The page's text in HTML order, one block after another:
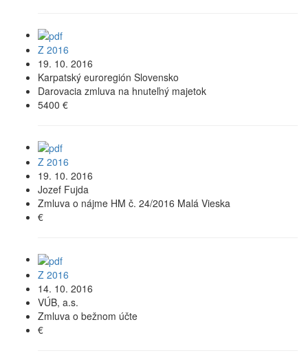
Z 2016
19. 10. 2016
Karpatský euroregión Slovensko
Darovacia zmluva na hnuteľný majetok
5400 €
Z 2016
19. 10. 2016
Jozef Fujda
Zmluva o nájme HM č. 24/2016 Malá Vieska
€
Z 2016
14. 10. 2016
VÚB, a.s.
Zmluva o bežnom účte
€